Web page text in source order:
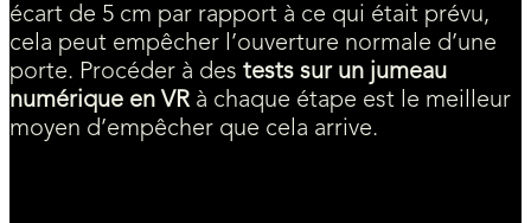
écart de 5 cm par rapport à ce qui était prévu,
cela peut empêcher l’ouverture normale d’une
porte. Procéder à des tests sur un jumeau
numérique en VR à chaque étape est le meilleur
moyen d’empêcher que cela arrive.